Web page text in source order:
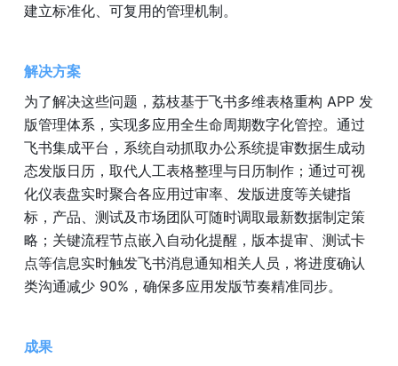
建立标准化、可复用的管理机制。
解决方案
为了解决这些问题，荔枝基于飞书多维表格重构 APP 发
版管理体系，实现多应用全生命周期数字化管控。通过
飞书集成平台，系统自动抓取办公系统提审数据生成动
态发版日历，取代人工表格整理与日历制作；通过可视
化仪表盘实时聚合各应用过审率、发版进度等关键指
标，产品、测试及市场团队可随时调取最新数据制定策
略；关键流程节点嵌入自动化提醒，版本提审、测试卡
点等信息实时触发飞书消息通知相关人员，将进度确认
类沟通减少 90%，确保多应用发版节奏精准同步。
成果